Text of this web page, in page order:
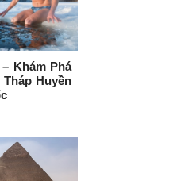
Khám Phá
Huyền